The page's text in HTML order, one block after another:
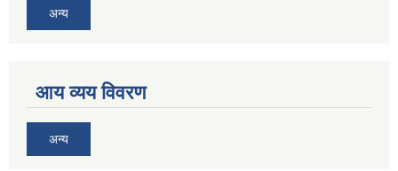
अन्य
आय व्यय विवरण
अन्य